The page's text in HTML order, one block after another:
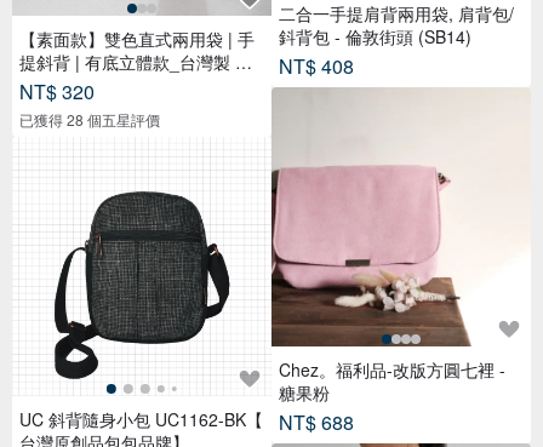
【素面款】雙色直式兩用袋 | 手
提斜背 | 有底立體款_台灣製 帆
布
NT$ 320
已獲得 28 個五星評價
UC 斜背隨身小包 UC1162-BK【
二合一手提肩背兩用袋, 肩背包/
鈄背包 - 倫敦街頭 (SB14)
NT$ 408
Chez。福利品-改版方圓七裡 -
糖果粉
NT$ 688